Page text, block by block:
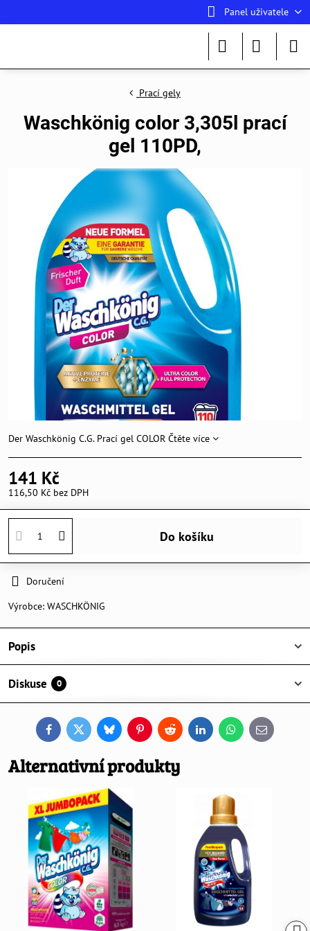
Panel uživatele
Prací gely
Waschkönig color 3,305l prací
gel 110PD,
Der Waschkönig C.G. Prací gel COLOR Čtěte více
141 Kč
116,50 Kč bez DPH
Do košíku
Doručení
Výrobce: WASCHKÖNIG
Popis
Diskuse 0
FacebookTwitterBlueskyPinterestReddit LinkedInWhatsApp
E-
mail
Alternativní produkty